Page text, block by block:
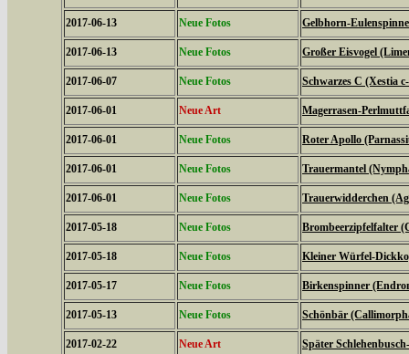
2017-06-13 Neue Fotos Gelbhorn-
2017-06-13 Neue Fotos Großer Eisvogel
2017-06-07 Neue Fotos Schwarzes C (Xestia
2017-06-01 Neue Art Magerrasen-
2017-06-01 Neue Fotos Roter Apollo
2017-06-01 Neue Fotos Trauermantel
2017-06-01 Neue Fotos Trauerwidderchen
2017-05-18 Neue Fotos Brombeerzipfelfalter
2017-05-18 Neue Fotos Kleiner Würfel-
2017-05-17 Neue Fotos Birkenspinner
2017-05-13 Neue Fotos Schönbär
2017-02-22 Neue Art Später